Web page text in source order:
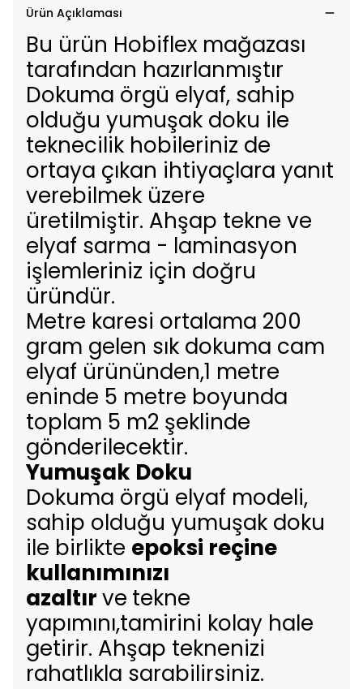
Ürün Açıklaması
Bu ürün Hobiflex mağazası
tarafından hazırlanmıştır
Dokuma örgü elyaf, sahip
olduğu yumuşak doku ile
teknecilik hobileriniz de
ortaya çıkan ihtiyaçlara yanıt
verebilmek üzere
üretilmiştir. Ahşap tekne ve
elyaf sarma - laminasyon
işlemleriniz için doğru
üründür.
Metre karesi ortalama 200
gram gelen sık dokuma cam
elyaf ürününden,1 metre
eninde 5 metre boyunda
toplam 5 m2 şeklinde
gönderilecektir.
Yumuşak Doku
Dokuma örgü elyaf modeli,
sahip olduğu yumuşak doku
ile birlikte epoksi reçine
kullanımınızı
azaltırve tekne
yapımını,tamirini kolay hale
getirir. Ahşap teknenizi
rahatlıkla sarabilirsiniz.